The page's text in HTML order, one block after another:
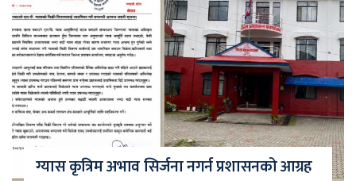
ग्यास कृत्रिम अभाव सिर्जना नगर्न प्रशासनको आग्रह